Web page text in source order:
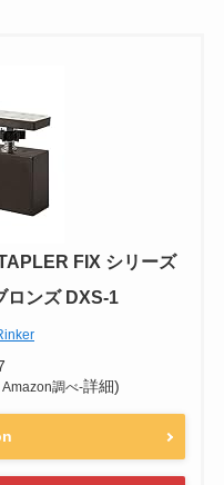
FIX シリーズ
ロンズ DXS-1
調べ-詳細)